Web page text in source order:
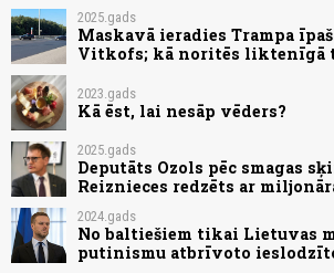
2025.gads
Maskavā ieradies Trampa
Vitkofs; kā noritēs liktenīgā
2023.gads
Kā ēst, lai nesāp vēders?
2025.gads
Deputāts Ozols pēc smagas
Reiznieces redzēts ar
2024.gads
No baltiešiem tikai Lietuvas
putinismu atbrīvoto